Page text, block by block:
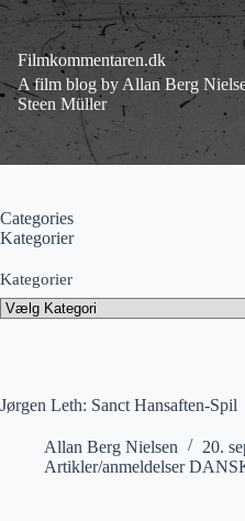
Fortsæt
indhold
Filmkommentaren.dk
A film blog by Allan Berg
Steen Müller
Jørgen Leth: Sanct Hansaften-Spil
Allan Berg Nielsen
20.
Artikler/anmeldelser
Categories
Kategorier
Kategorier